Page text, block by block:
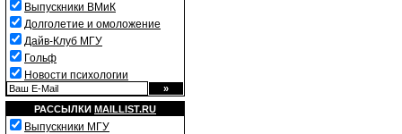
Выпускники ВМиК
Долголетие и омоложение
Дайв-Клуб МГУ
Гольф
Новости психологии
РАССЫЛКИ MAILLIST.RU
Выпускники МГУ